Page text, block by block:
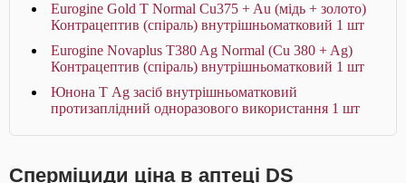
Eurogine Gold T Normal Cu375 + Au (мідь + золото)
Контрацептив (спіраль) внутрішньоматковий 1 шт
Eurogine Novaplus T380 Ag Normal (Cu 380 + Ag)
Контрацептив (спіраль) внутрішньоматковий 1 шт
Юнона Т Ag засіб внутрішньоматковий
протизаплідний одноразового використання 1 шт
Сперміциди ціна в аптеці DS